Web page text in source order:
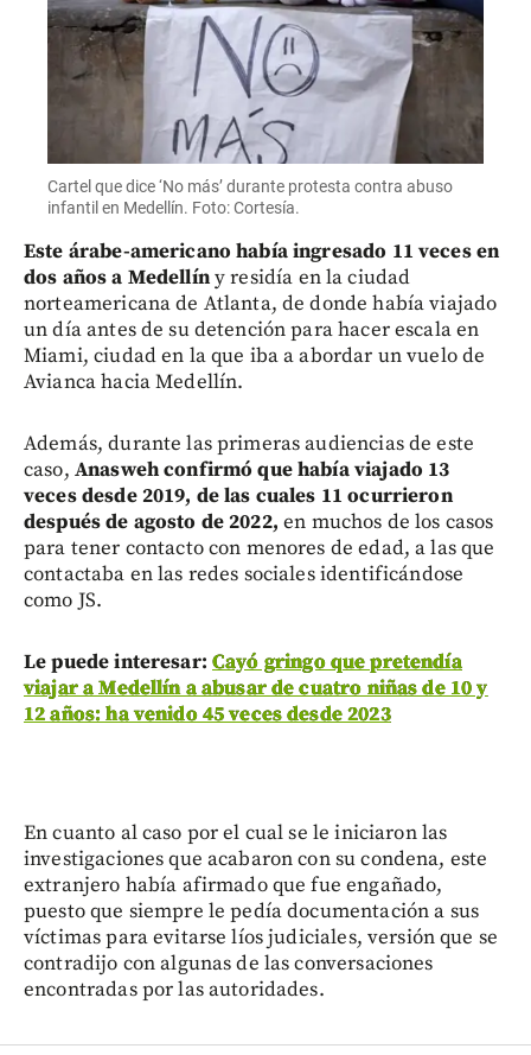
Cartel que dice ‘No más’ durante protesta contra abuso
infantil en Medellín. Foto: Cortesía.
Este árabe-americano había ingresado 11 veces en
dos años a Medellíny residía en la ciudad
norteamericana de Atlanta, de donde había viajado
un día antes de su detención para hacer escala en
Miami, ciudad en la que iba a abordar un vuelo de
Avianca hacia Medellín.
Además, durante las primeras audiencias de este
caso, Anasweh confirmó que había viajado 13
veces desde 2019, de las cuales 11 ocurrieron
después de agosto de 2022,en muchos de los casos
para tener contacto con menores de edad, a las que
contactaba en las redes sociales identificándose
como JS.
Le puede interesar: Cayó gringo que pretendía
viajar a Medellín a abusar de cuatro niñas de 10 y
12 años: ha venido 45 veces desde 2023
En cuanto al caso por el cual se le iniciaron las
investigaciones que acabaron con su condena, este
extranjero había afirmado que fue engañado,
puesto que siempre le pedía documentación a sus
víctimas para evitarse líos judiciales, versión que se
contradijo con algunas de las conversaciones
encontradas por las autoridades.